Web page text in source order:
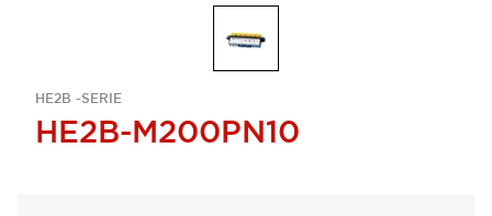
HE2B -SERIE
HE2B-M200PN10